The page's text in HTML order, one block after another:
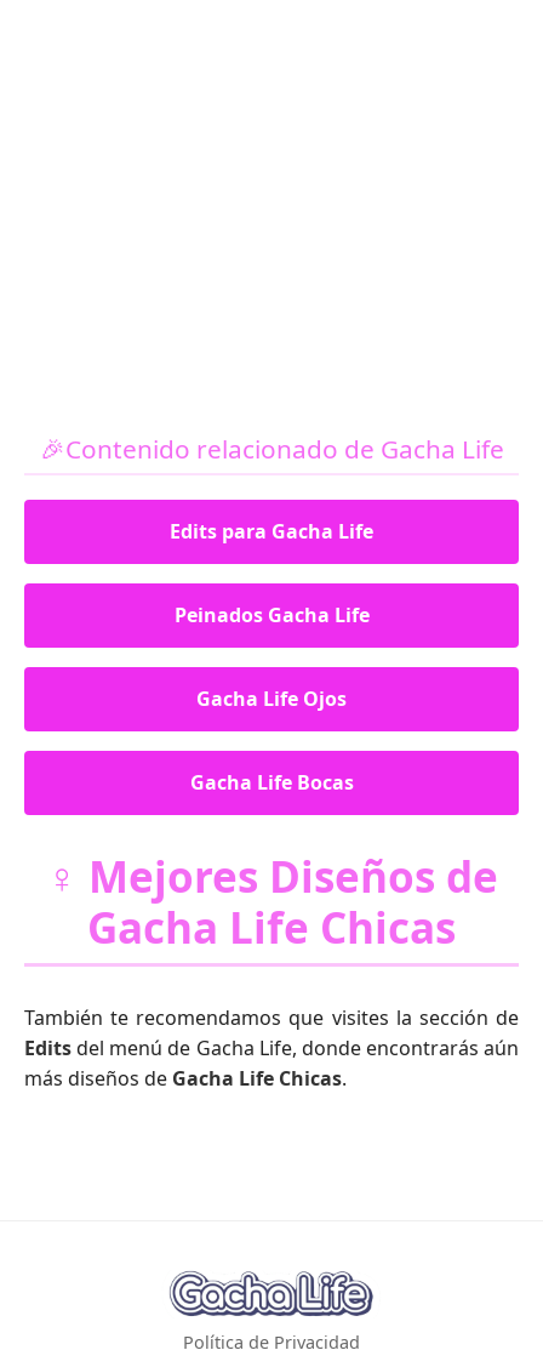
🎉Contenido relacionado de Gacha Life
Edits para Gacha Life
Peinados Gacha Life
Gacha Life Ojos
Gacha Life Bocas
♀️ Mejores Diseños de
Gacha Life Chicas
También te recomendamos que visites la sección de
Editsdel menú de Gacha Life, donde encontrarás aún
más diseños de Gacha Life Chicas.
Política de Privacidad